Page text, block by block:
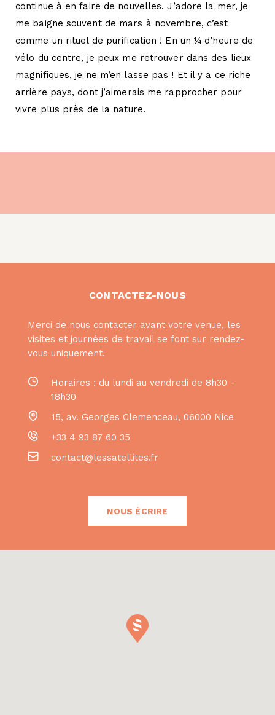
continue à en faire de nouvelles. J’adore la mer, je
me baigne souvent de mars à novembre, c’est
comme un rituel de purification ! En un ¼ d’heure de
vélo du centre, je peux me retrouver dans des lieux
magnifiques, je ne m’en lasse pas ! Et il y a ce riche
arrière pays, dont j’aimerais me rapprocher pour
vivre plus près de la nature.
CONTACTEZ-NOUS
Merci de nous contacter avant votre venue, les
visites et journées de travail se font sur rendez-
vous uniquement.
Horaires : du lundi au vendredi de 8h30 -
18h30
15, av. Georges Clemenceau, 06000 Nice
+33 4 93 87 60 35
contact@lessatellites.fr
NOUS ÉCRIRE